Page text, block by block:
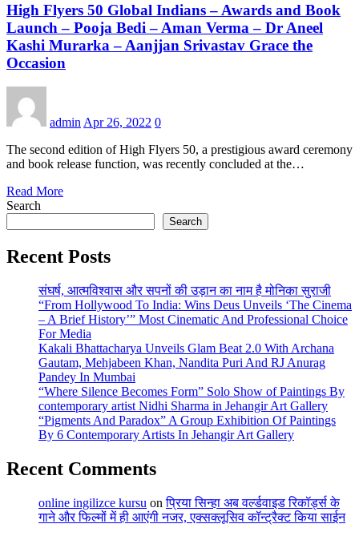
High Flyers 50 Global Indians – Awards and Book
Launch – Pooja Bedi – Aman Verma – Dr Aneel
Kashi Murarka – Aanjjan Srivastav Grace the
Occasion
admin Apr 26, 2022 0
The second edition of High Flyers 50, a prestigious award ceremony
and book release function, was recently concluded at the…
Read More
Search
Search
Recent Posts
संघर्ष, आत्मविश्वास और सपनों की उड़ान का नाम है मोनिका सुराजी
“From Hollywood To India: Wins Deus Unveils ‘The Cinema
– A Brief History’” Most Cinematic And Professional Choice
For Media
Kakali Bhattacharya Unveils Glam Beat 2.0 With Archana
Gautam, Mehjabeen Khan, Nandita Puri And RJ Anurag
Pandey In Mumbai
“Where Silence Becomes Form” Solo Show of Paintings By
contemporary artist Nidhi Sharma in Jehangir Art Gallery
“Pigments And Paradox” A Group Exhibition Of Paintings
By 6 Contemporary Artists In Jehangir Art Gallery
Recent Comments
online ingilizce kursu onप्रिया सिन्हा अब वर्ल्डवाइड रिकॉर्ड्स के
गाने और फिल्मों में ही आएंगी नजर, एक्सक्लूसिव कॉन्ट्रैक्ट किया साईन